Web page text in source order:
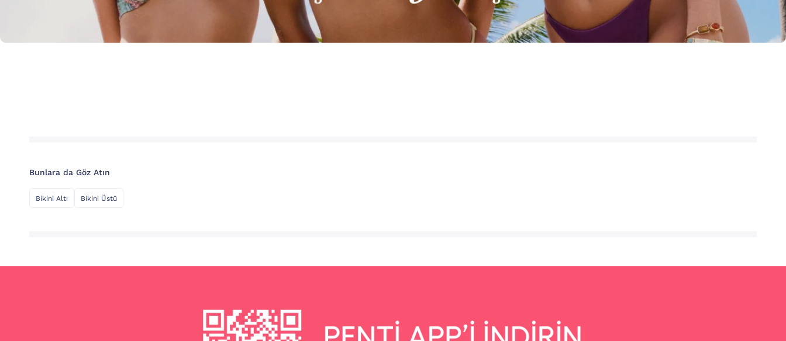
Bunlara da Göz Atın
Bikini Altı Bikini Üstü